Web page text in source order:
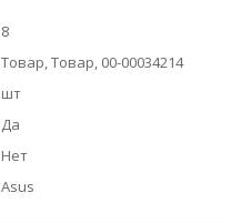
8
Товар, Товар, 00-00034214
шт
Да
Нет
Asus